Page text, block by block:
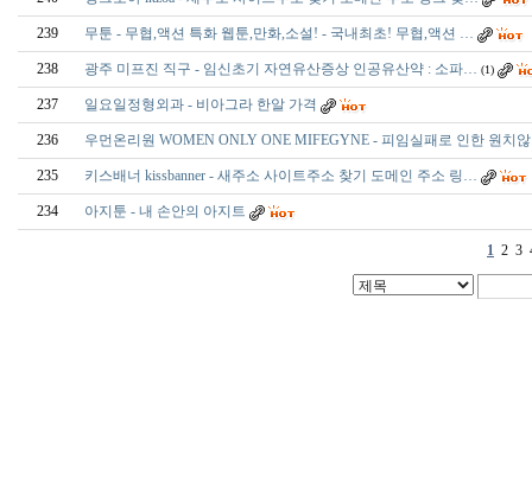
239 무툰 - 무협,액션 특화 웹툰,만화,소설! - 국내최초! 무협,액션 …
238 광주 미­프진 직구 - 임신초기 자연유산증상 인공유산약 : 소파… (1)
237 일요일정형외과 - 비아그라 한알 가격
236 우먼온리원 WOMEN ONLY ONE MIFEGYNE - 피임실패로 인한 원치
235 키스배너 kissbanner - 새주소 사이트주소 찾기 도메인 주소 링…
234 아지툰 - 내 손안의 아지트
1 2 3